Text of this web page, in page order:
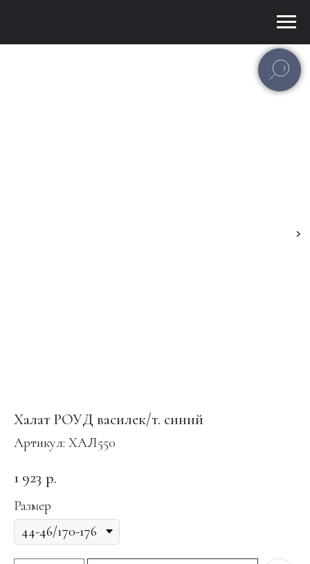
Халат РОУД василек/т. синий
Артикул: ХАЛ550
1 923 р.
Размер